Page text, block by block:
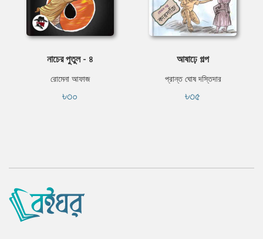
নাচের পুতুল - ৪
রোমেনা আফাজ
৳৩০
আষাঢ়ে গল্প
প্রান্ত ঘোষ দস্তিদার
৳৩৫